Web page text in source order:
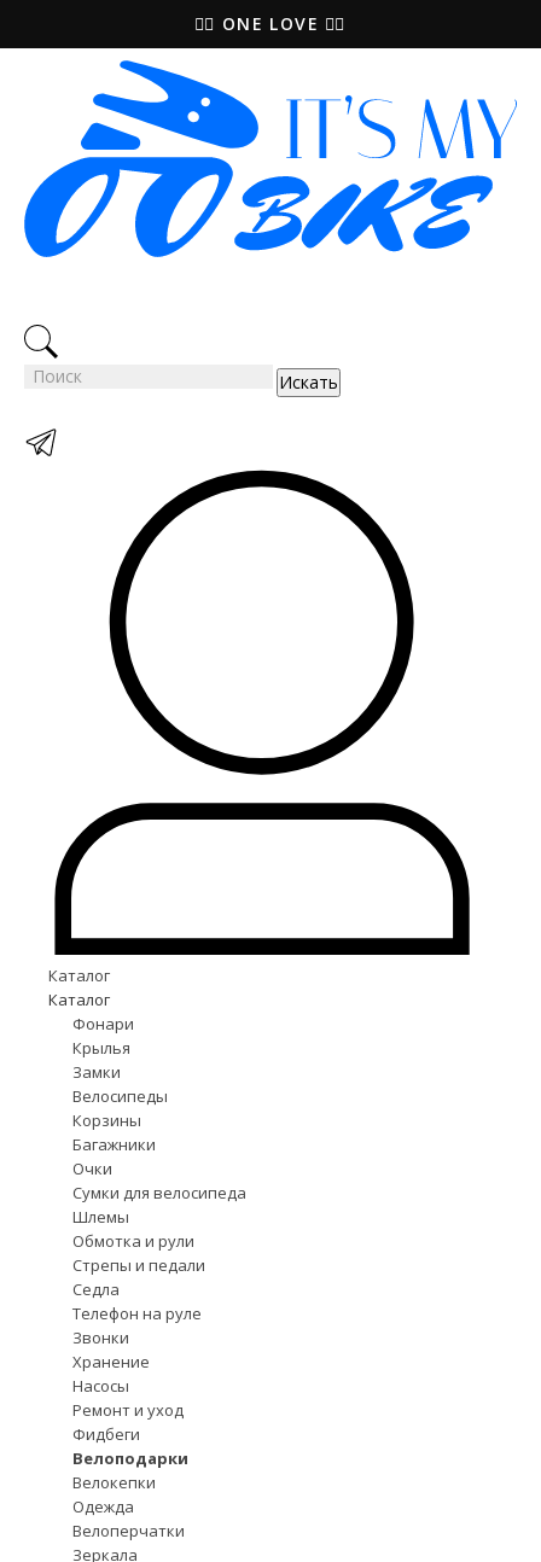
🚵‍♀️ ONE LOVE 🚴‍♀️
Искать
Каталог
Каталог
Фонари
Крылья
Замки
Велосипеды
Корзины
Багажники
Очки
Сумки для велосипеда
Шлемы
Обмотка и рули
Стрепы и педали
Седла
Телефон на руле
Звонки
Хранение
Насосы
Ремонт и уход
Фидбеги
Велоподарки
Велокепки
Одежда
Велоперчатки
Зеркала